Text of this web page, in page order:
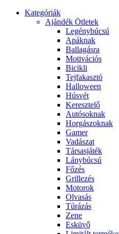
Kategóriák
Ajándék Ötletek
Legénybúcsú
Apáknak
Ballagásra
Motivációs
Bicikli
Tejfakasztó
Halloween
Húsvét
Keresztelő
Autósoknak
Horgászoknak
Gamer
Vadászat
Társasjáték
Lánybúcsú
Főzés
Grillezés
Motorok
Olvasás
Túrázás
Zene
Esküvő